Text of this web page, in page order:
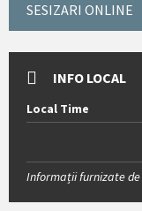
SESIZARI ONLINE
INFO LOCAL
Local Time
Informații furnizate de